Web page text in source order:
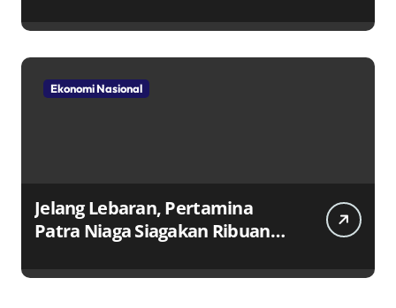
Ekonomi Nasional
Jelang Lebaran, Pertamina
Patra Niaga Siagakan Ribuan